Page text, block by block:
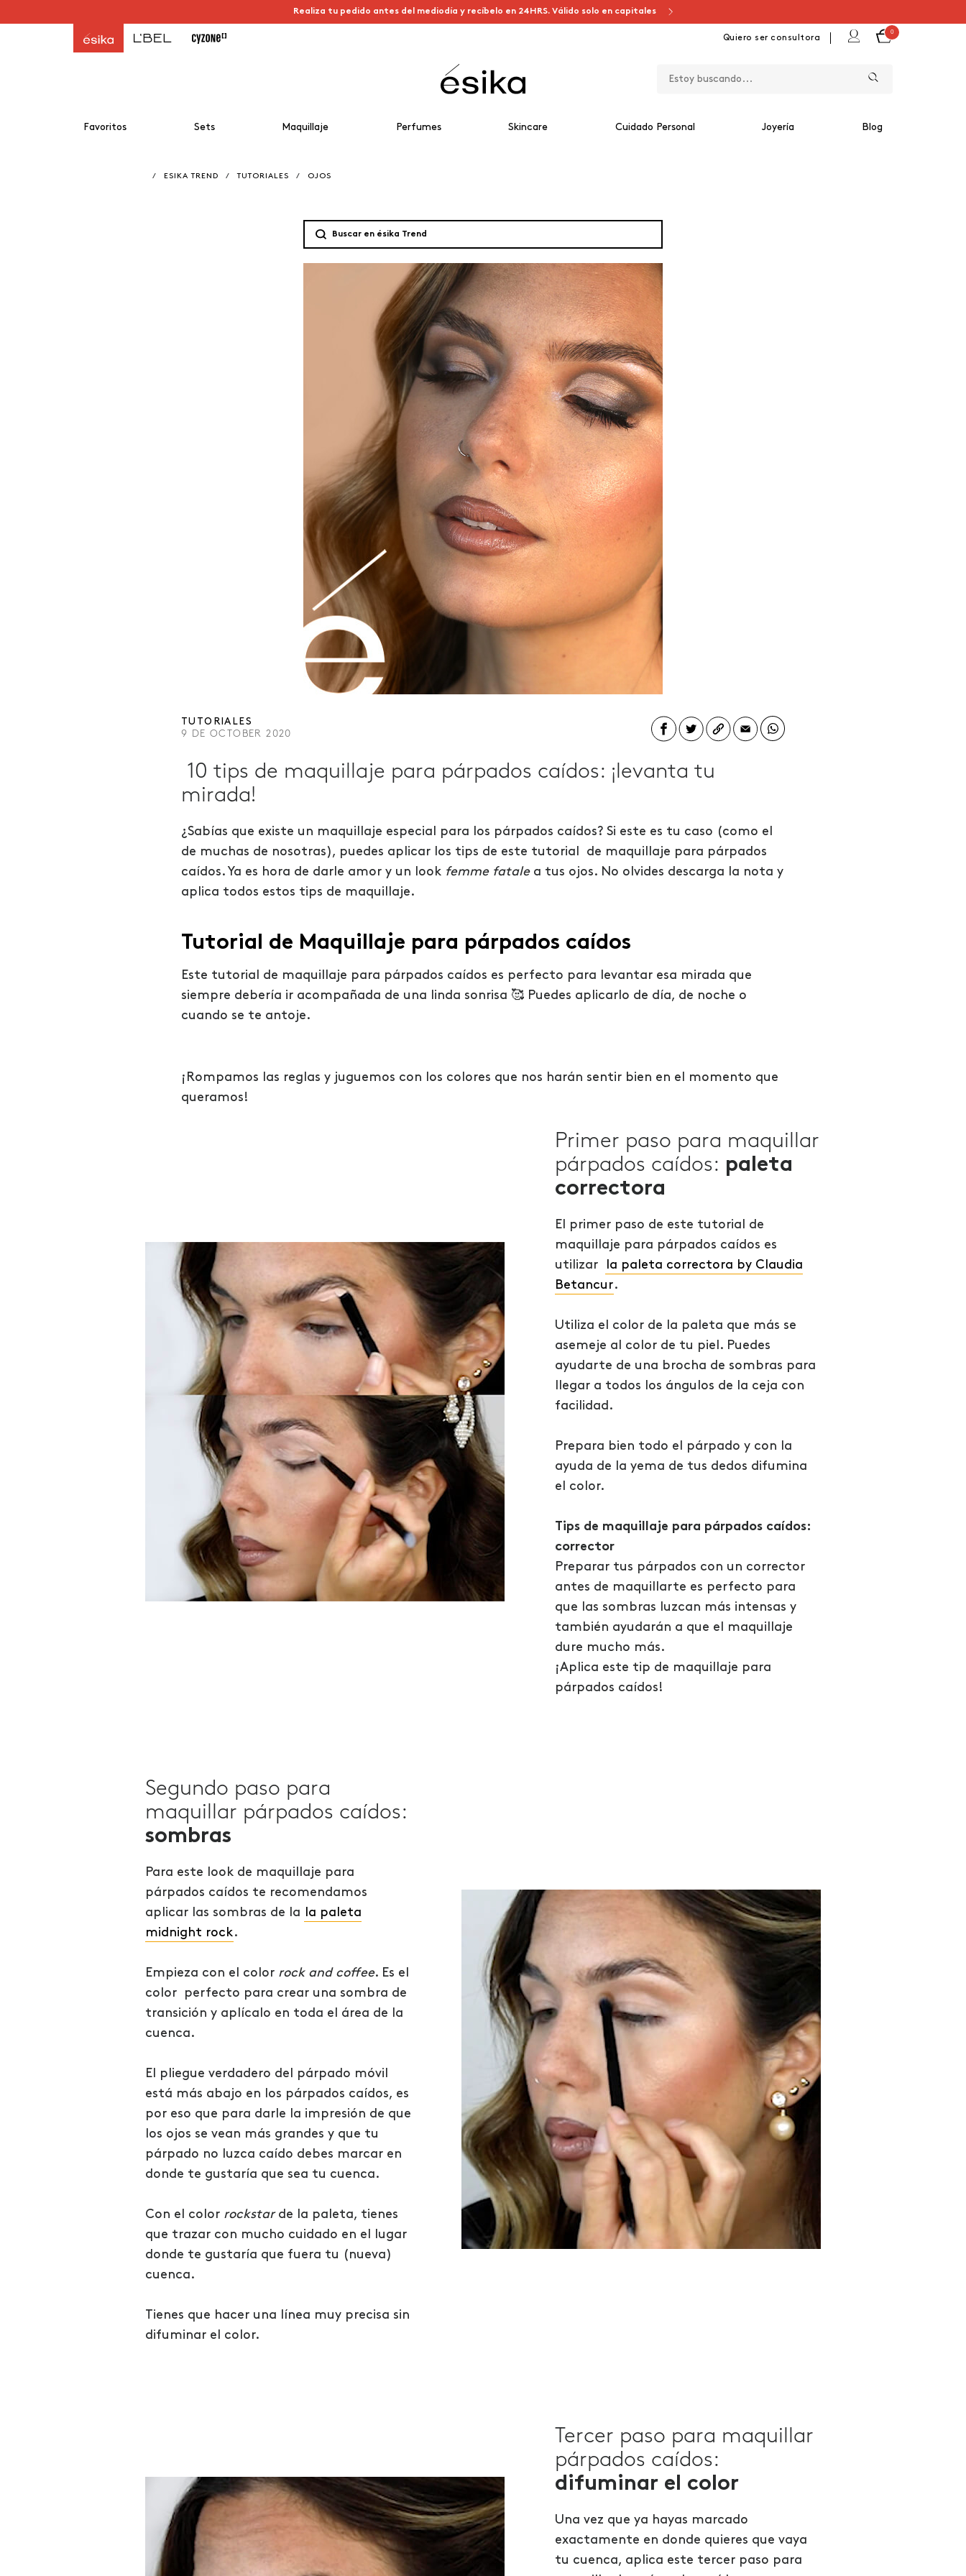
Realiza tu pedido antes del mediodía y recíbelo en 24HRS. Válido solo en capitales
Quiero ser consultora
0
Favoritos Sets Maquillaje Perfumes Skincare Cuidado Personal Joyería Blog
/ ESIKA TREND / TUTORIALES / OJOS
TUTORIALES
9 DE OCTOBER 2020
10 tips de maquillaje para párpados caídos: ¡levanta tu
mirada!
¿Sabías que existe un maquillaje especial para los párpados caídos? Si este es tu caso (como el
de muchas de nosotras), puedes aplicar los tips de este tutorial de maquillaje para párpados
caídos. Ya es hora de darle amor y un look femme fatale a tus ojos. No olvides descarga la nota y
aplica todos estos tips de maquillaje.
Tutorial de Maquillaje para párpados caídos
Este tutorial de maquillaje para párpados caídos es perfecto para levantar esa mirada que
siempre debería ir acompañada de una linda sonrisa 🥰 Puedes aplicarlo de día, de noche o
cuando se te antoje.
¡Rompamos las reglas y juguemos con los colores que nos harán sentir bien en el momento que
queramos!
Primer paso para maquillar
párpados caídos: paleta
correctora
El primer paso de este tutorial de
maquillaje para párpados caídos es
utilizar
la paleta correctora by Claudia
Betancur.
Utiliza el color de la paleta que más se
asemeje al color de tu piel. Puedes
ayudarte de una brocha de sombras para
llegar a todos los ángulos de la ceja con
facilidad.
Prepara bien todo el párpado y con la
ayuda de la yema de tus dedos difumina
el color.
Tips de maquillaje para párpados caídos:
corrector
Preparar tus párpados con un corrector
antes de maquillarte es perfecto para
que las sombras luzcan más intensas y
también ayudarán a que el maquillaje
dure mucho más.
¡Aplica este tip de maquillaje para
párpados caídos!
Segundo paso para
maquillar párpados caídos:
sombras
Para este look de maquillaje para
párpados caídos te recomendamos
aplicar las sombras de la la paleta
midnight rock.
Empieza con el color rock and coffee. Es el
color perfecto para crear una sombra de
transición y aplícalo en toda el área de la
cuenca.
El pliegue verdadero del párpado móvil
está más abajo en los párpados caídos, es
por eso que para darle la impresión de que
los ojos se vean más grandes y que tu
párpado no luzca caído debes marcar en
donde te gustaría que sea tu cuenca.
Con el color rockstar de la paleta, tienes
que trazar con mucho cuidado en el lugar
donde te gustaría que fuera tu (nueva)
cuenca.
Tienes que hacer una línea muy precisa sin
difuminar el color.
Tercer paso para maquillar
párpados caídos:
difuminar el color
Una vez que ya hayas marcado
exactamente en donde quieres que vaya
tu cuenca, aplica este tercer paso para